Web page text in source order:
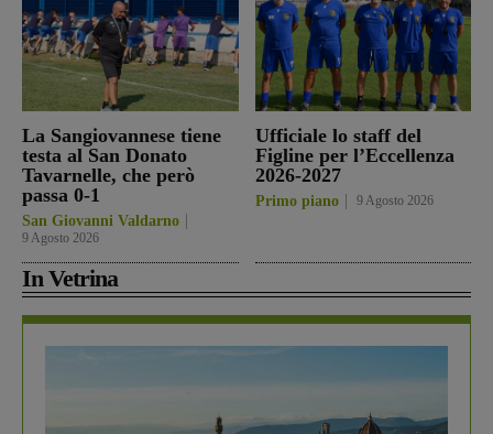
La Sangiovannese tiene
testa al San Donato
Tavarnelle, che però
passa 0-1
San Giovanni Valdarno
9 Agosto 2026
Ufficiale lo staff del
Figline per l’Eccellenza
2026-2027
Primo piano 9 Agosto 2026
In Vetrina